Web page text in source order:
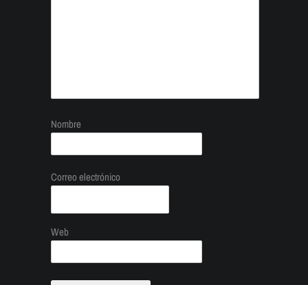
Nombre
Correo electrónico
Web